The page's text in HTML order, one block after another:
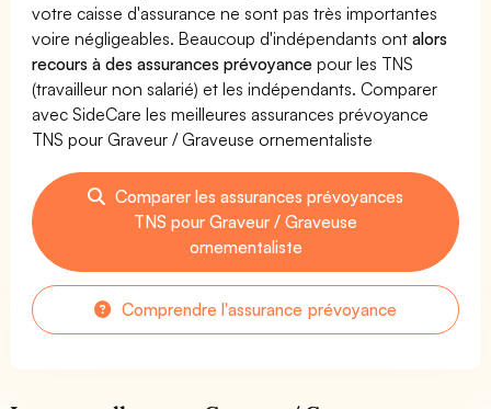
votre caisse d'assurance ne sont pas très importantes
voire négligeables. Beaucoup d'indépendants ontalors
recours à des assurances prévoyance pour les TNS
(travailleur non salarié) et les indépendants. Comparer
avec SideCare les meilleures assurances prévoyance
TNS pour Graveur / Graveuse ornementaliste
Comparer les assurances prévoyances
TNS pour Graveur / Graveuse
ornementaliste
Comprendre l'assurance prévoyance